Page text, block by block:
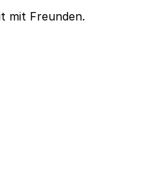
mit Freunden.